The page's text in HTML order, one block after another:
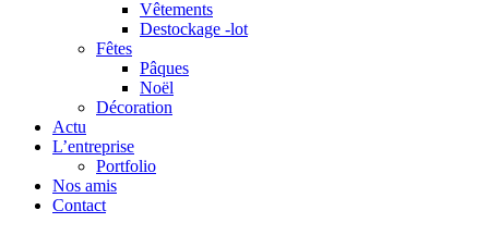
Vêtements
Destockage -lot
Fêtes
Pâques
Noël
Décoration
Actu
L’entreprise
Portfolio
Nos amis
Contact